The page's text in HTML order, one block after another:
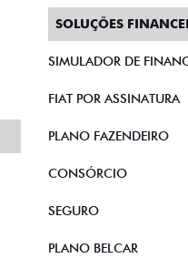
SOLUÇÕES
SIMULADOR DE
FIAT POR ASSINATURA
PLANO FAZENDEIRO
CONSÓRCIO
SEGURO
PLANO BELCAR